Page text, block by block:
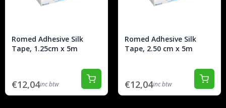
Romed Adhesive Silk
Tape, 1.25cm x 5m
€12,04inc btw
Romed Adhesive Silk
Tape, 2.50 cm x 5m
€12,04inc btw